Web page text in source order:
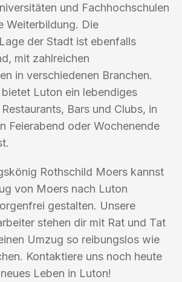
und Fachhochschulen
Weiterbildung. Die
der Stadt ist ebenfalls
mit zahlreichen
in verschiedenen Branchen.
Luton ein lebendiges
Bars und Clubs, in
Feierabend oder Wochenende
Rothschild Moers kannst
von Moers nach Luton
gestalten. Unsere
stehen dir mit Rat und Tat
Umzug so reibungslos wie
Kontaktiere uns noch heute
Leben in Luton!